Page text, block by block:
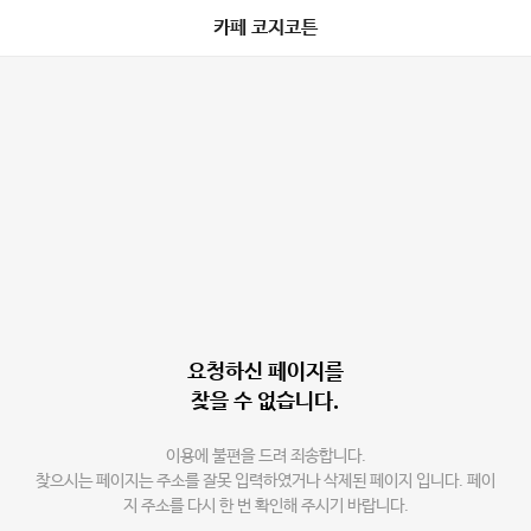
카페 코지코튼
요청하신 페이지를
찾을 수 없습니다.
이용에 불편을 드려 죄송합니다.
찾으시는 페이지는 주소를 잘못 입력하였거나 삭제된 페이지 입니다. 페이
지 주소를 다시 한 번 확인해 주시기 바랍니다.